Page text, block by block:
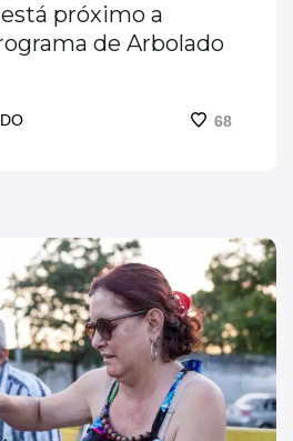
próximo a
de Arbolado
68